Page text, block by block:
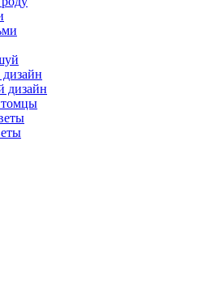
дизайн